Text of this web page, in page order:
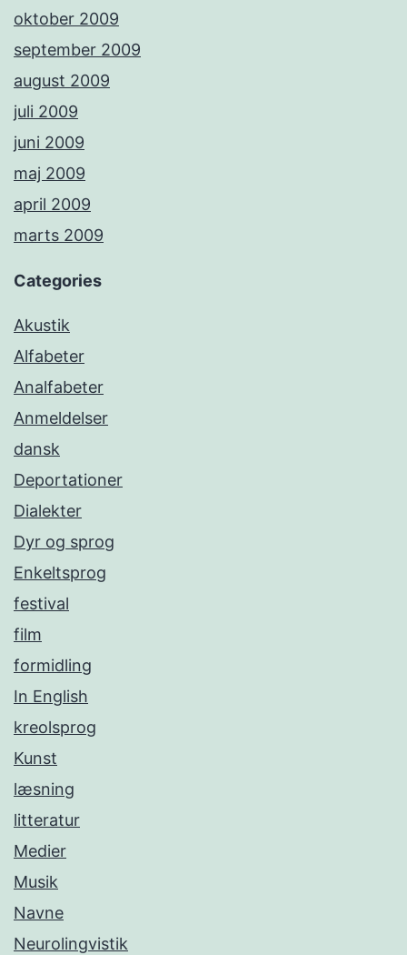
oktober 2009
september 2009
august 2009
juli 2009
juni 2009
maj 2009
april 2009
marts 2009
Categories
Akustik
Alfabeter
Analfabeter
Anmeldelser
dansk
Deportationer
Dialekter
Dyr og sprog
Enkeltsprog
festival
film
formidling
In English
kreolsprog
Kunst
læsning
litteratur
Medier
Musik
Navne
Neurolingvistik